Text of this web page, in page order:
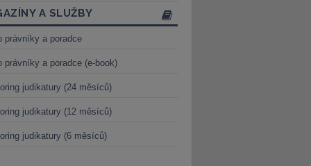
A SLUŽBY
právníky a poradce
právníky a poradce (e-book)
judikatury (24 měsíců)
judikatury (12 měsíců)
judikatury (6 měsíců)